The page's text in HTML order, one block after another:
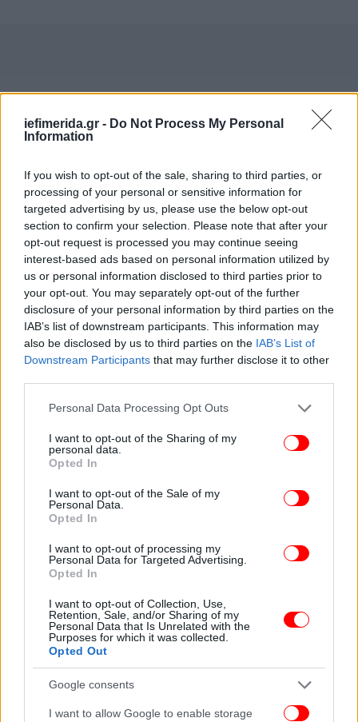
iefimerida.gr - Do Not Process My Personal
Information
If you wish to opt-out of the sale, sharing to third parties, or
processing of your personal or sensitive information for
targeted advertising by us, please use the below opt-out
section to confirm your selection. Please note that after your
opt-out request is processed you may continue seeing
interest-based ads based on personal information utilized by
us or personal information disclosed to third parties prior to
your opt-out. You may separately opt-out of the further
disclosure of your personal information by third parties on the
IAB’s list of downstream participants. This information may
also be disclosed by us to third parties on the IAB’s List of
Downstream Participants that may further disclose it to other
Please note that this website/app uses one or more Google
not limited to your visit or usage behaviour. You may click to
grant or deny consent to Google and its third-party tags to
use your data for below specified purposes in below Google
consent section.
Personal Data Processing Opt Outs
I want to opt-out of the Sharing of my
personal data.
Opted In
I want to opt-out of the Sale of my
Personal Data.
Opted In
I want to opt-out of processing my
Personal Data for Targeted Advertising.
Opted In
I want to opt-out of Collection, Use,
Retention, Sale, and/or Sharing of my
Personal Data that Is Unrelated with the
Purposes for which it was collected.
Opted Out
Google consents
I want to allow Google to enable storage
Σε περίπτωση που το ξίδι και η μαγειρική σόδα δεν
για το οξυζενέ.
Ρίξτε το σε ένα μπουκάλι ψεκασμού και αφήστε το
να δράσει για 15-30 λεπτά. Όσο περισσότερο μένει,
τόσο πιο αποτελεσματικά διασπά τη μούχλα.